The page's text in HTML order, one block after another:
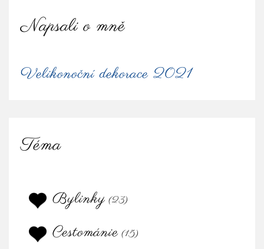
Napsali o mně
Velikonoční dekorace 2021
Téma
Bylinky (23)
Cestománie (15)